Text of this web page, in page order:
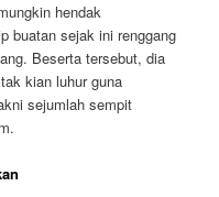
hendak
buatan sejak ini renggang
Beserta tersebut, dia
kian luhur guna
sejumlah sempit